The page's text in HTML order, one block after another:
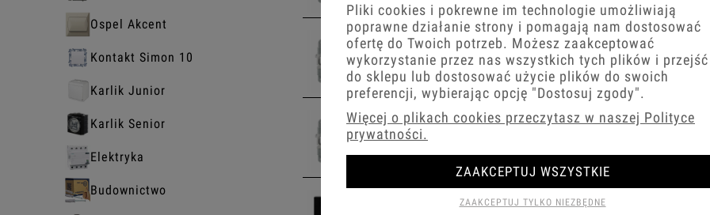
Ospel Akcent
Kontakt Simon 10
Karlik Junior
Karlik Senior
Elektryka
Budownictwo
Gniazda prądowe
Gniazda antenowe
Pliki cookies i pokrewne im technologie umożliwiają
poprawne działanie strony i pomagają nam dostosować
ofertę do Twoich potrzeb. Możesz zaakceptować
wykorzystanie przez nas wszystkich tych plików i przejść
do sklepu lub dostosować użycie plików do swoich
preferencji, wybierając opcję "Dostosuj zgody".
Więcej o plikach cookies przeczytasz w naszej Polityce
prywatności.
ZAAKCEPTUJ TYLKO NIEZBĘDNE
ZAAKCEPTUJ WSZYSTKIE